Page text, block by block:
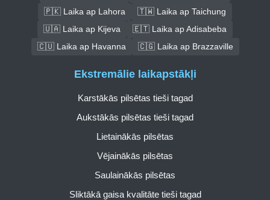
🇵🇰 Laika ap Lahora
🇹🇼 Laika ap Taichung
🇺🇦 Laika ap Kijeva
🇪🇹 Laika ap Adisabeba
🇨🇺 Laika ap Havanna
🇨🇬 Laika ap Brazzaville
Ekstremālie laikapstākļi
Karstākās pilsētas tieši tagad
Aukstākās pilsētas tieši tagad
Lietainākās pilsētas
Vējainākās pilsētas
Saulainākās pilsētas
Sliktākā gaisa kvalitāte tieši tagad